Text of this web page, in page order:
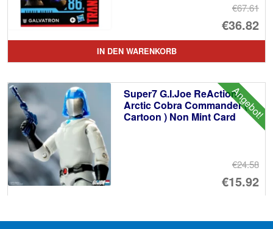
€67.61
€36.82
IN DEN WARENKORB
Angebot!
Super7 G.I.Joe ReAction+
Arctic Cobra Commander (
Cartoon ) Non Mint Card
€24.58
€15.92